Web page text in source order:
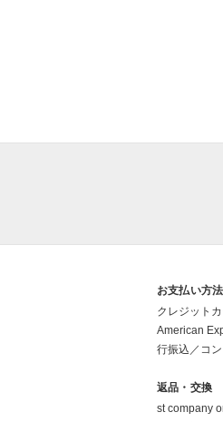
お支払い方法
クレジット
American
行振込／コ
返品・交換
st company